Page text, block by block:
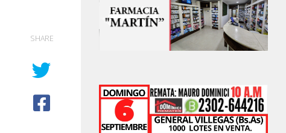
SHARE